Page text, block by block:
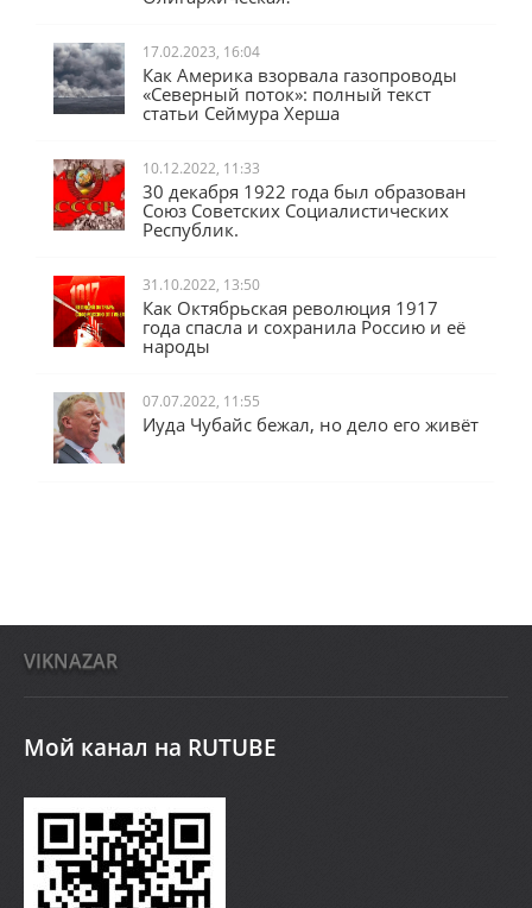
17.02.2023, 16:04
Как Америка взорвала газопроводы
«Северный поток»: полный текст
статьи Сеймура Херша
10.12.2022, 11:33
30 декабря 1922 года был образован
Союз Советских Социалистических
Республик.
31.10.2022, 13:50
Как Октябрьская революция 1917
года спасла и сохранила Россию и её
народы
07.07.2022, 11:55
Иуда Чубайс бежал, но дело его живёт
VIKNAZAR
Мой канал на RUTUBE